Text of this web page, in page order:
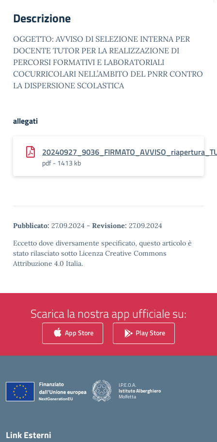
Descrizione
OGGETTO: AVVISO DI SELEZIONE INTERNA PER
DOCENTE TUTOR PER LA REALIZZAZIONE DI
PERCORSI FORMATIVI E LABORATORIALI
COCURRICOLARI NELL’AMBITO DEL PNRR CONTRO
LA DISPERSIONE SCOLASTICA
allegati
pdf - 1413 kb
Pubblicato: 27.09.2024 - Revisione: 27.09.2024
Eccetto dove diversamente specificato, questo articolo è
stato rilasciato sotto Licenza Creative Commons
Attribuzione 4.0 Italia.
Scarica la nostra app ufficiale su:
App Store Play Store
I.P.E.O.A.
Istituto Alberghiero
Molfetta
Link Esterni